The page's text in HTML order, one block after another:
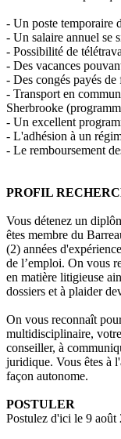
- Un poste temporaire
- Un salaire annuel se
- Possibilité de
- Des vacances
- Des congés payés
- Transport en
Sherbrooke
- Un excellent
- L'adhésion à un
- Le remboursement
PROFIL
Vous détenez un
êtes membre du
(2) années
de l’emploi. On vous
en matière litigieuse
dossiers et à plaider
On vous reconnaît
multidisciplinaire,
conseiller, à
juridique. Vous êtes à
façon autonome.
POSTULER
Postulez d'ici le 9 août